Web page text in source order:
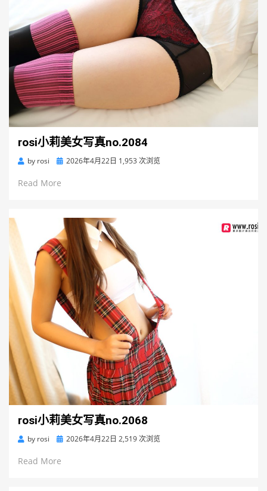
rosi小莉美女写真no.2084
by rosi
Posted2026年4月22日 1,953 次浏览
Read More
rosi小莉美女写真no.2068
by rosi
Posted2026年4月22日 2,519 次浏览
Read More